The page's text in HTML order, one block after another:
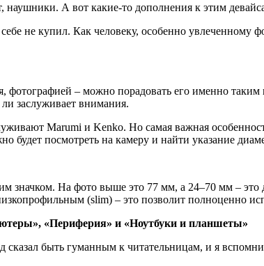
А вот какие-то дополнения к этим
не купил. Как человеку, особенно увлеченному
– можно порадовать его именно
заслуживает внимания.
Marumi и Kenko. Но самая важная
будет посмотреть на камеру и найти указание
значком. На фото выше это 77 мм, а 24–70 мм –
(slim) – это позволит полноценно
«Периферия» и «Ноутбуки и планшеты»
сказал быть гуманным к читательницам, и я